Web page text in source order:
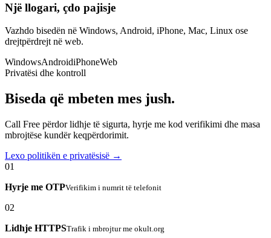
Një llogari, çdo pajisje
Vazhdo bisedën në Windows, Android, iPhone, Mac, Linux ose
drejtpërdrejt në web.
WindowsAndroidiPhoneWeb
Privatësi dhe kontroll
Biseda që mbeten mes jush.
Call Free përdor lidhje të sigurta, hyrje me kod verifikimi dhe masa
mbrojtëse kundër keqpërdorimit.
Lexo politikën e privatësisë →
01
Hyrje me OTPVerifikim i numrit të telefonit
02
Lidhje HTTPSTrafik i mbrojtur me okult.org